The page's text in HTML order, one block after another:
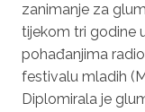
zanimanje za
tijekom tri godine
pohađanjima
festivalu mladih
Diplomirala je